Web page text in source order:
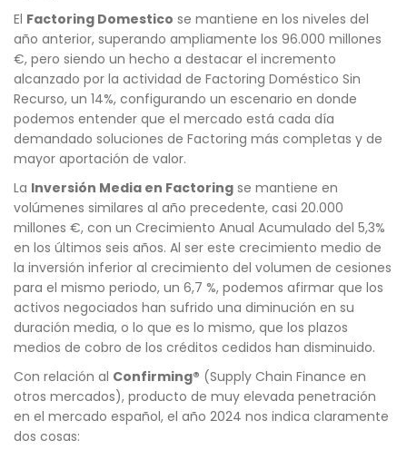
El Factoring Domestico se mantiene en los niveles del
año anterior, superando ampliamente los 96.000 millones
€, pero siendo un hecho a destacar el incremento
alcanzado por la actividad de Factoring Doméstico Sin
Recurso, un 14%, configurando un escenario en donde
podemos entender que el mercado está cada día
demandado soluciones de Factoring más completas y de
mayor aportación de valor.
La Inversión Media en Factoring se mantiene en
volúmenes similares al año precedente, casi 20.000
millones €, con un Crecimiento Anual Acumulado del 5,3%
en los últimos seis años. Al ser este crecimiento medio de
la inversión inferior al crecimiento del volumen de cesiones
para el mismo periodo, un 6,7 %, podemos afirmar que los
activos negociados han sufrido una diminución en su
duración media, o lo que es lo mismo, que los plazos
medios de cobro de los créditos cedidos han disminuido.
Con relación al Confirming® (Supply Chain Finance en
otros mercados), producto de muy elevada penetración
en el mercado español, el año 2024 nos indica claramente
dos cosas: